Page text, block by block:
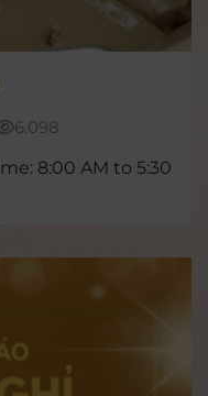
6.098
8:00 AM to 5:30